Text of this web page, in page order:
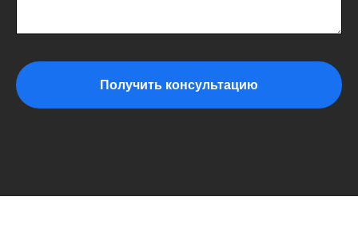
Получить консультацию